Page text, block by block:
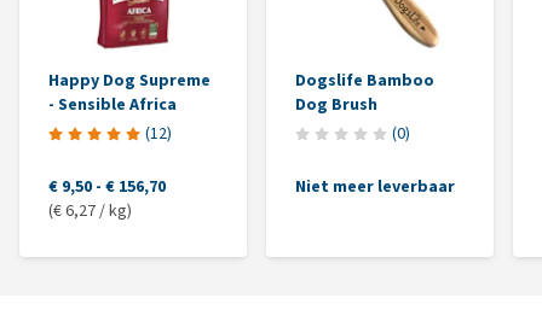
Happy Dog Supreme
- Sensible Africa
(12)
€ 9,50 - € 156,70
(€ 6,27 / kg)
Dogslife Bamboo
Dog Brush
(0)
Niet meer leverbaar